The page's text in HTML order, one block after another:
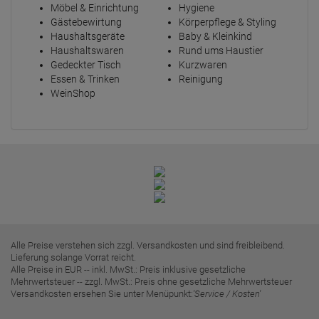
Möbel & Einrichtung
Gästebewirtung
Haushaltsgeräte
Haushaltswaren
Gedeckter Tisch
Essen & Trinken
WeinShop
Hygiene
Körperpflege & Styling
Baby & Kleinkind
Rund ums Haustier
Kurzwaren
Reinigung
Alle Preise verstehen sich zzgl. Versandkosten und sind freibleibend.
Lieferung solange Vorrat reicht.
Alle Preise in EUR -- inkl. MwSt.: Preis inklusive gesetzliche
Mehrwertsteuer -- zzgl. MwSt.: Preis ohne gesetzliche Mehrwertsteuer
Versandkosten ersehen Sie unter Menüpunkt:'Service / Kosten'